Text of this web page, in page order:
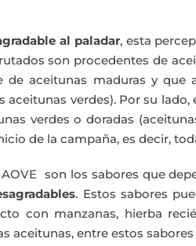
al paladar, esta
son procedentes de
de aceitunas maduras y que
aceitunas verdes). Por su lado,
verdes o doradas
de la campaña, es decir,
son los sabores que
. Estos sabores
con manzanas, hierba
aceitunas, entre estos